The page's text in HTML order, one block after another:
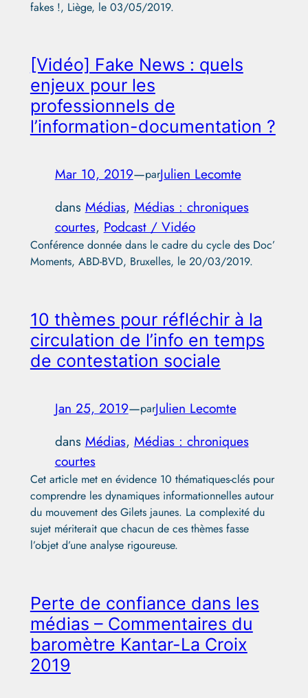
fakes !, Liège, le 03/05/2019.
[Vidéo] Fake News : quels
enjeux pour les
professionnels de
l’information-documentation ?
Mar 10, 2019—parJulien Lecomte
dans Médias, Médias : chroniques
courtes, Podcast / Vidéo
Conférence donnée dans le cadre du cycle des Doc’
Moments, ABD-BVD, Bruxelles, le 20/03/2019.
10 thèmes pour réfléchir à la
circulation de l’info en temps
de contestation sociale
Jan 25, 2019—parJulien Lecomte
dans Médias, Médias : chroniques
courtes
Cet article met en évidence 10 thématiques-clés pour
comprendre les dynamiques informationnelles autour
du mouvement des Gilets jaunes. La complexité du
sujet mériterait que chacun de ces thèmes fasse
l’objet d’une analyse rigoureuse.
Perte de confiance dans les
médias – Commentaires du
baromètre Kantar-La Croix
2019